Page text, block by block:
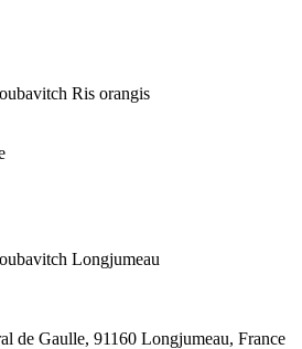
Ris orangis
Longjumeau
de Gaulle, 91160 Longjumeau, France